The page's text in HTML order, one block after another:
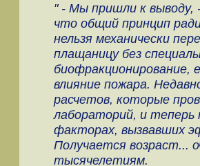
" - Мы пришли к выводу,
что общий принцип
нельзя механически
плащаницу без
биофракционирование,
влияние пожара.
расчетов, которые
лабораторий, и теперь
факторах, вызвавших
Получается возраст...
тысячелетиям.